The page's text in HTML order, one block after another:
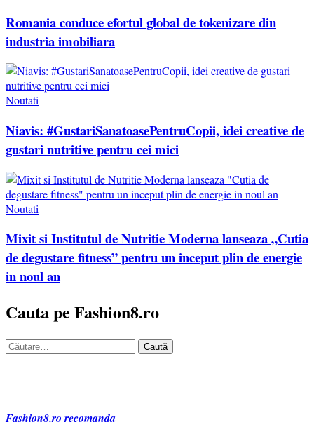
Romania conduce efortul global de tokenizare din
industria imobiliara
Noutati
Niavis: #GustariSanatoasePentruCopii, idei creative de
gustari nutritive pentru cei mici
Noutati
Mixit si Institutul de Nutritie Moderna lanseaza „Cutia
de degustare fitness” pentru un inceput plin de energie
in noul an
Cauta pe Fashion8.ro
Caută
Fashion8.ro recomanda